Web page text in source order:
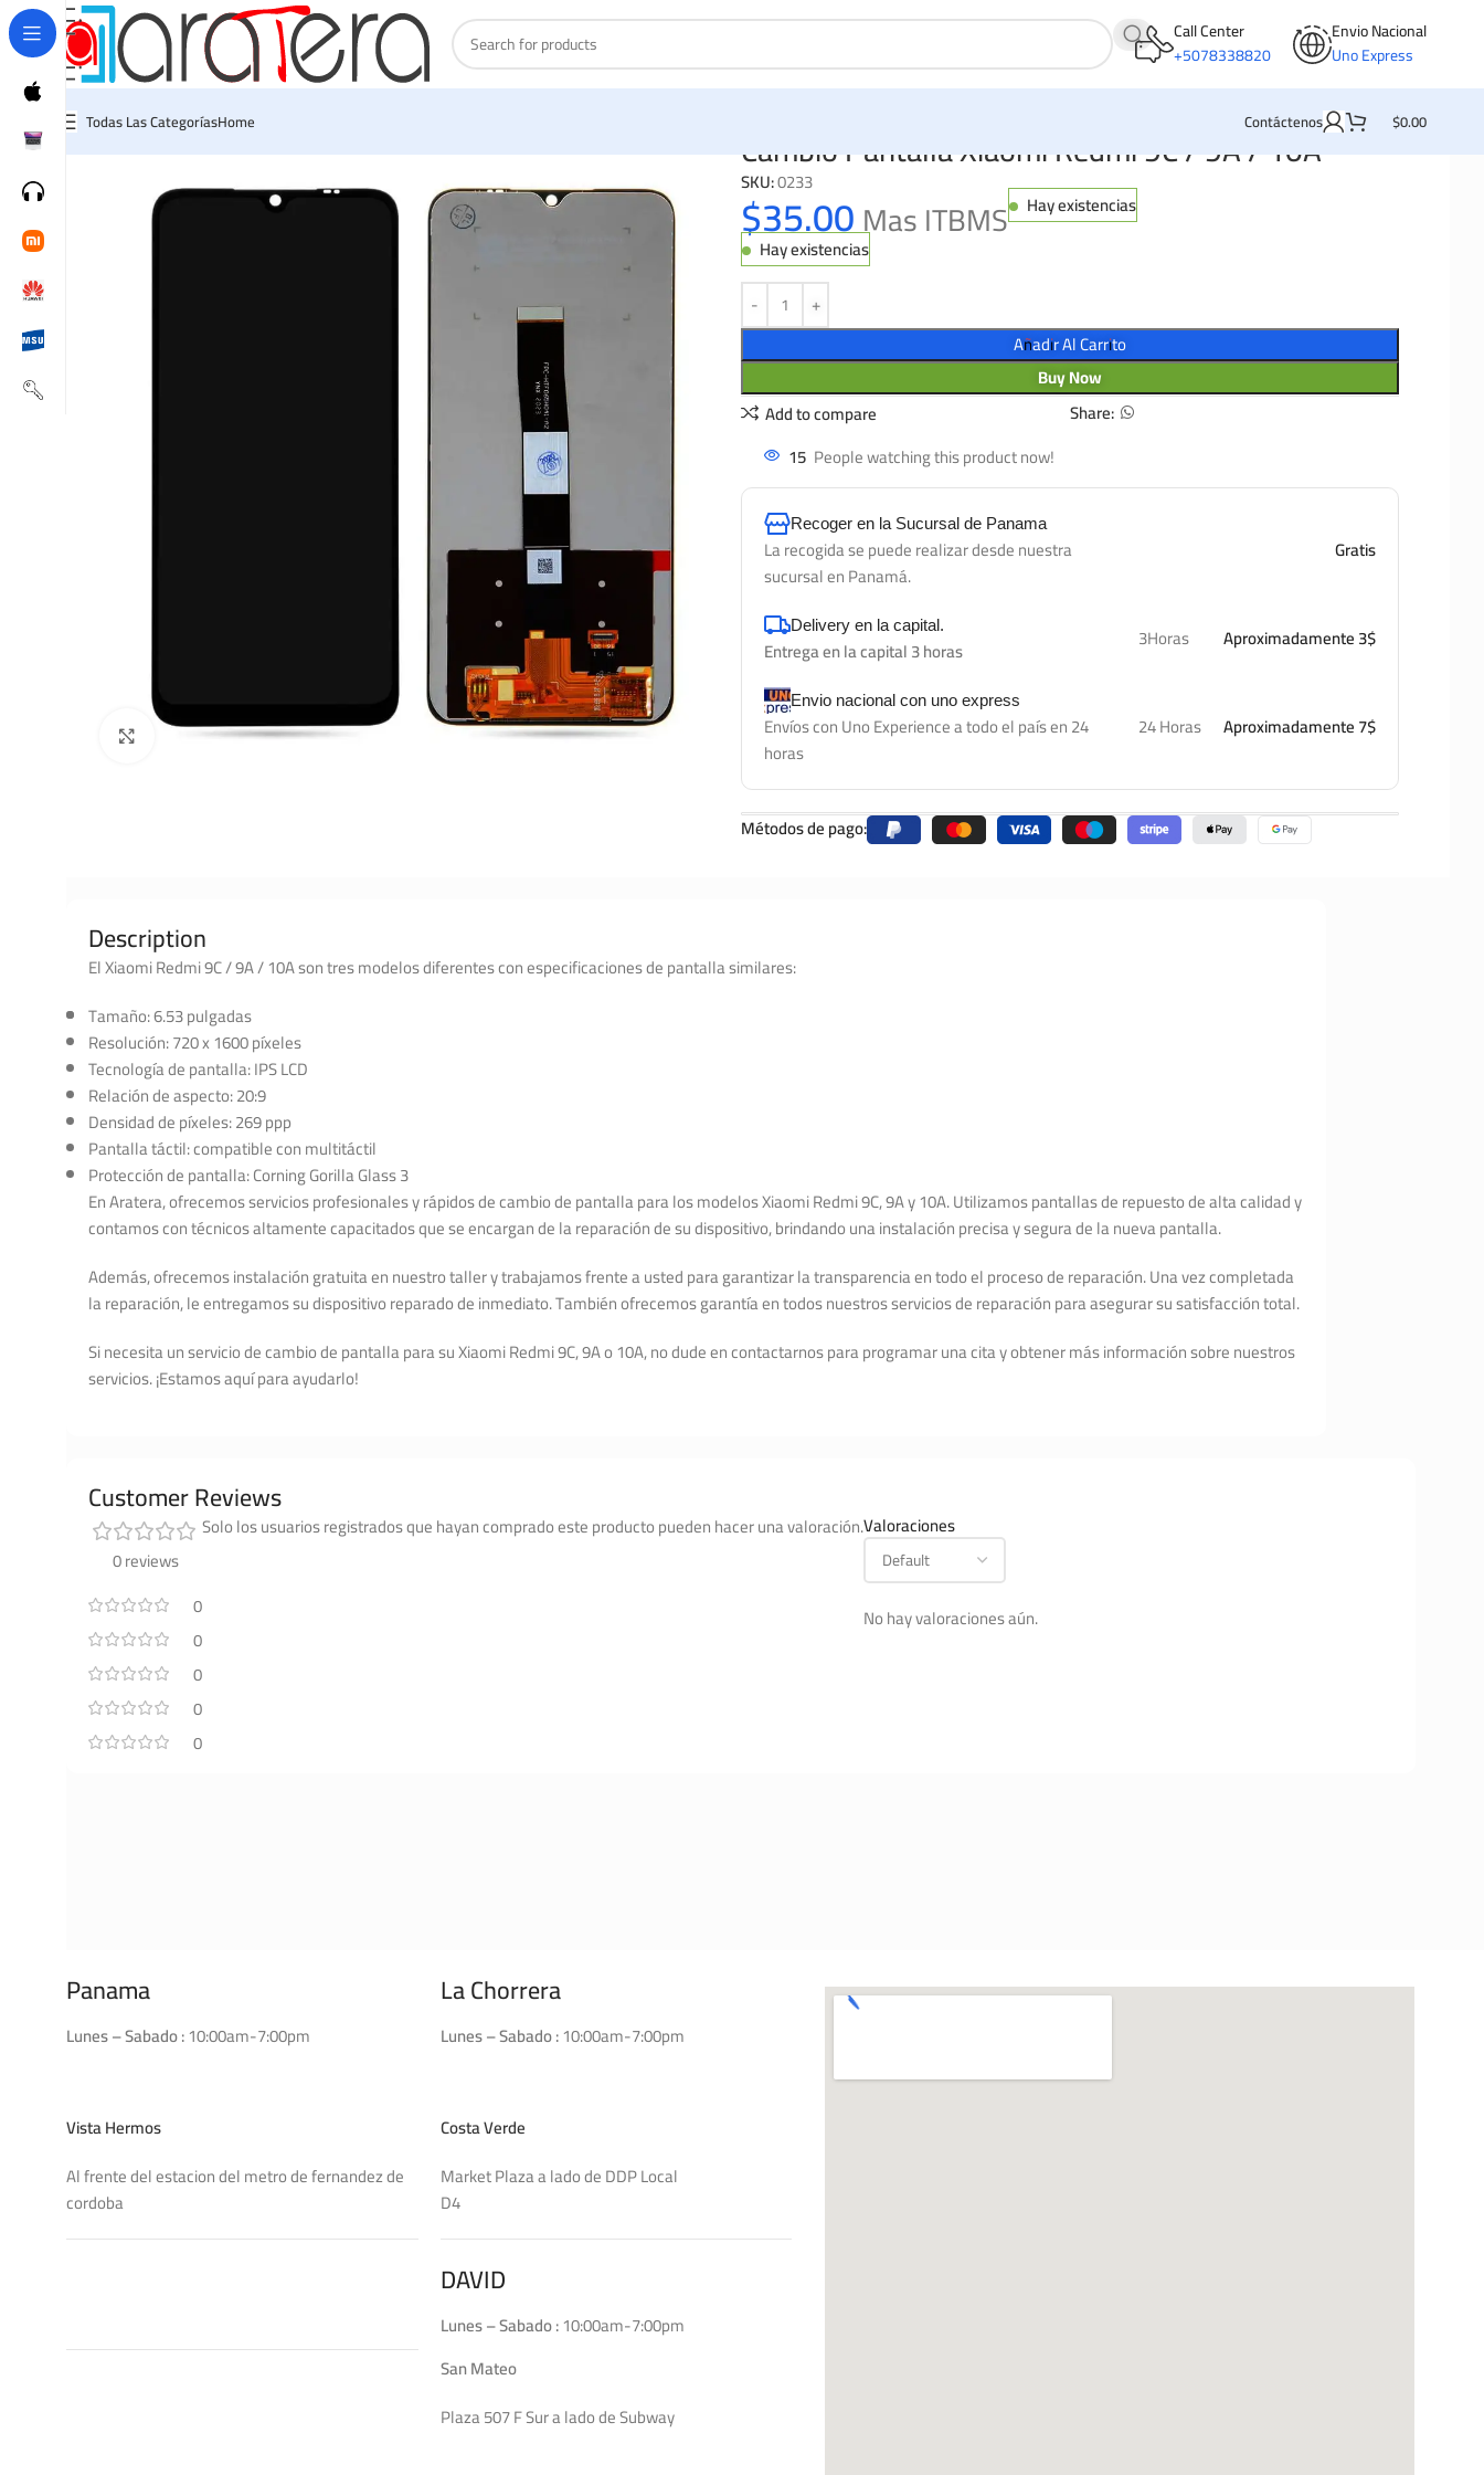
Call Center
+5078338820
Envio Nacional
Uno Express
Todas Las CategoríasHome Contáctenos $0.00
Click to enlarge
Cambio Pantalla Xiaomi Redmi 9C / 9A / 10A
SKU:0233
$35.00Mas ITBMS
Hay existencias
Hay existencias
Añadir Al Carrito
Buy Now
Add to compare
Share:
15 People watching this product now!
Recoger en la Sucursal de Panama
La recogida se puede realizar desde nuestra
sucursal en Panamá.
Gratis
Delivery en la capital.
Entrega en la capital 3 horas 3Horas Aproximadamente 3$
Envio nacional con uno express
Envíos con Uno Experience a todo el país en 24
horas
24 Horas Aproximadamente 7$
Métodos de pago:
Description
El Xiaomi Redmi 9C / 9A / 10A son tres modelos diferentes con especificaciones de pantalla similares:
Tamaño: 6.53 pulgadas
Resolución: 720 x 1600 píxeles
Tecnología de pantalla: IPS LCD
Relación de aspecto: 20:9
Densidad de píxeles: 269 ppp
Pantalla táctil: compatible con multitáctil
Protección de pantalla: Corning Gorilla Glass 3
En Aratera, ofrecemos servicios profesionales y rápidos de cambio de pantalla para los modelos Xiaomi Redmi 9C, 9A y 10A. Utilizamos pantallas de repuesto de alta calidad y
contamos con técnicos altamente capacitados que se encargan de la reparación de su dispositivo, brindando una instalación precisa y segura de la nueva pantalla.
Además, ofrecemos instalación gratuita en nuestro taller y trabajamos frente a usted para garantizar la transparencia en todo el proceso de reparación. Una vez completada
la reparación, le entregamos su dispositivo reparado de inmediato. También ofrecemos garantía en todos nuestros servicios de reparación para asegurar su satisfacción total.
Si necesita un servicio de cambio de pantalla para su Xiaomi Redmi 9C, 9A o 10A, no dude en contactarnos para programar una cita y obtener más información sobre nuestros
servicios. ¡Estamos aquí para ayudarlo!
Customer Reviews
0 reviews
0
0
0
0
0
Valoraciones
No hay valoraciones aún.
Solo los usuarios registrados que hayan comprado este producto pueden hacer una valoración.
Panama
Lunes – Sabado :10:00am-7:00pm
Vista Hermos
Al frente del estacion del metro de fernandez de
cordoba
La Chorrera
Lunes – Sabado :10:00am-7:00pm
Costa Verde
Market Plaza a lado de DDP Local
D4
DAVID
Lunes – Sabado :10:00am-7:00pm
San Mateo
Plaza 507 F Sur a lado de Subway